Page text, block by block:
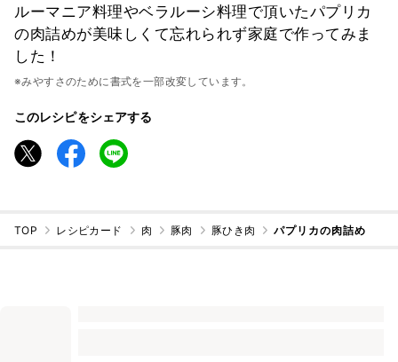
ルーマニア料理やベラルーシ料理で頂いたパプリカ
の肉詰めが美味しくて忘れられず家庭で作ってみま
した！
※みやすさのために書式を一部改変しています。
このレシピをシェアする
TOP レシピカード 肉 豚肉 豚ひき肉 パプリカの肉詰め